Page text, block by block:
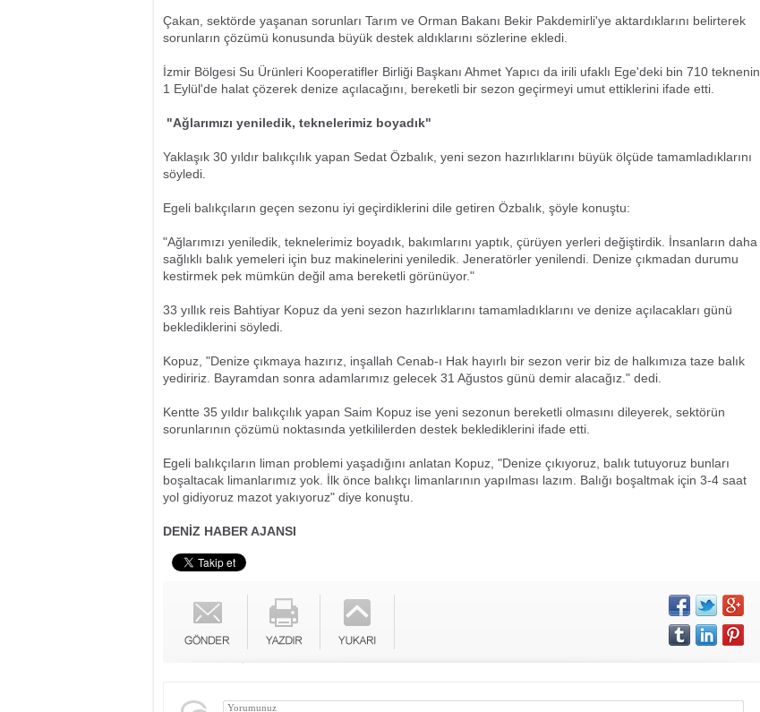
Çakan, sektörde yaşanan sorunları Tarım ve Orman Bakanı Bekir Pakdemirli'ye aktardıklarını belirterek
sorunların çözümü konusunda büyük destek aldıklarını sözlerine ekledi.
İzmir Bölgesi Su Ürünleri Kooperatifler Birliği Başkanı Ahmet Yapıcı da irili ufaklı Ege'deki bin 710 teknenin
1 Eylül'de halat çözerek denize açılacağını, bereketli bir sezon geçirmeyi umut ettiklerini ifade etti.
"Ağlarımızı yeniledik, teknelerimiz boyadık"
Yaklaşık 30 yıldır balıkçılık yapan Sedat Özbalık, yeni sezon hazırlıklarını büyük ölçüde tamamladıklarını
söyledi.
Egeli balıkçıların geçen sezonu iyi geçirdiklerini dile getiren Özbalık, şöyle konuştu:
"Ağlarımızı yeniledik, teknelerimiz boyadık, bakımlarını yaptık, çürüyen yerleri değiştirdik. İnsanların daha
sağlıklı balık yemeleri için buz makinelerini yeniledik. Jeneratörler yenilendi. Denize çıkmadan durumu
kestirmek pek mümkün değil ama bereketli görünüyor."
33 yıllık reis Bahtiyar Kopuz da yeni sezon hazırlıklarını tamamladıklarını ve denize açılacakları günü
beklediklerini söyledi.
Kopuz, "Denize çıkmaya hazırız, inşallah Cenab-ı Hak hayırlı bir sezon verir biz de halkımıza taze balık
yediririz. Bayramdan sonra adamlarımız gelecek 31 Ağustos günü demir alacağız." dedi.
Kentte 35 yıldır balıkçılık yapan Saim Kopuz ise yeni sezonun bereketli olmasını dileyerek, sektörün
sorunlarının çözümü noktasında yetkililerden destek beklediklerini ifade etti.
Egeli balıkçıların liman problemi yaşadığını anlatan Kopuz, "Denize çıkıyoruz, balık tutuyoruz bunları
boşaltacak limanlarımız yok. İlk önce balıkçı limanlarının yapılması lazım. Balığı boşaltmak için 3-4 saat
yol gidiyoruz mazot yakıyoruz" diye konuştu.
DENİZ HABER AJANSI